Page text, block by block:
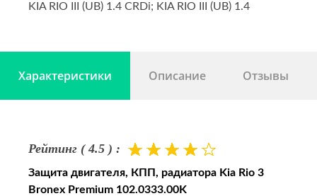
KIA RIO III (UB) 1.4 CRDi; KIA RIO III (UB) 1.4
1.4 CVVT; KIA RIO III седан (UB) 1.6; KIA RIO III
Характеристики Описание Отзывы
Рейтинг ( 4.5 ) :
Защита двигателя, КПП, радиатора Kia Rio 3
Bronex Premium 102.0333.00K